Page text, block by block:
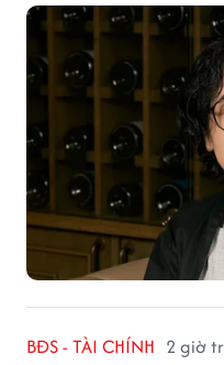
BĐS - TÀI CHÍNH 2 giờ